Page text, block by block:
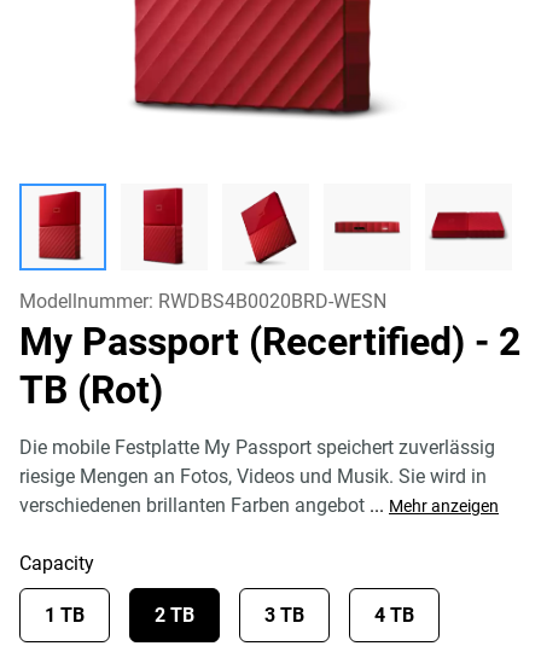
Modellnummer: RWDBS4B0020BRD-WESN
My Passport (Recertified) - 2
TB (Rot)
Die mobile Festplatte My Passport speichert zuverlässig
riesige Mengen an Fotos, Videos und Musik. Sie wird in
verschiedenen brillanten Farben angebot ... Mehr anzeigen
Capacity
1 TB 2 TB 3 TB 4 TB